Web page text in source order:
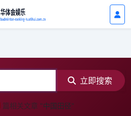
立即搜索
篇相关文章 "中国田径"